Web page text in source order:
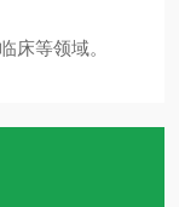
床等领域。